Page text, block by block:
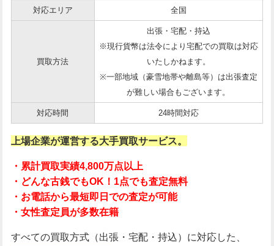
対応エリア 全国
買取方法
出張・宅配・持込
※現行貨幣は法令により宅配での買取は対応
いたしかねます。
※一部地域（豪雪地帯や離島等）は出張査定
が難しい場合もございます。
対応時間 24時間対応
上場企業が運営する大手買取サービス。
・累計買取実績4,800万点以上
・どんな古銭でもOK！1点でも査定無料
・お電話から最短即日での査定が可能
・女性査定員が多数在籍
すべての買取方式（出張・宅配・持込）に対応した、